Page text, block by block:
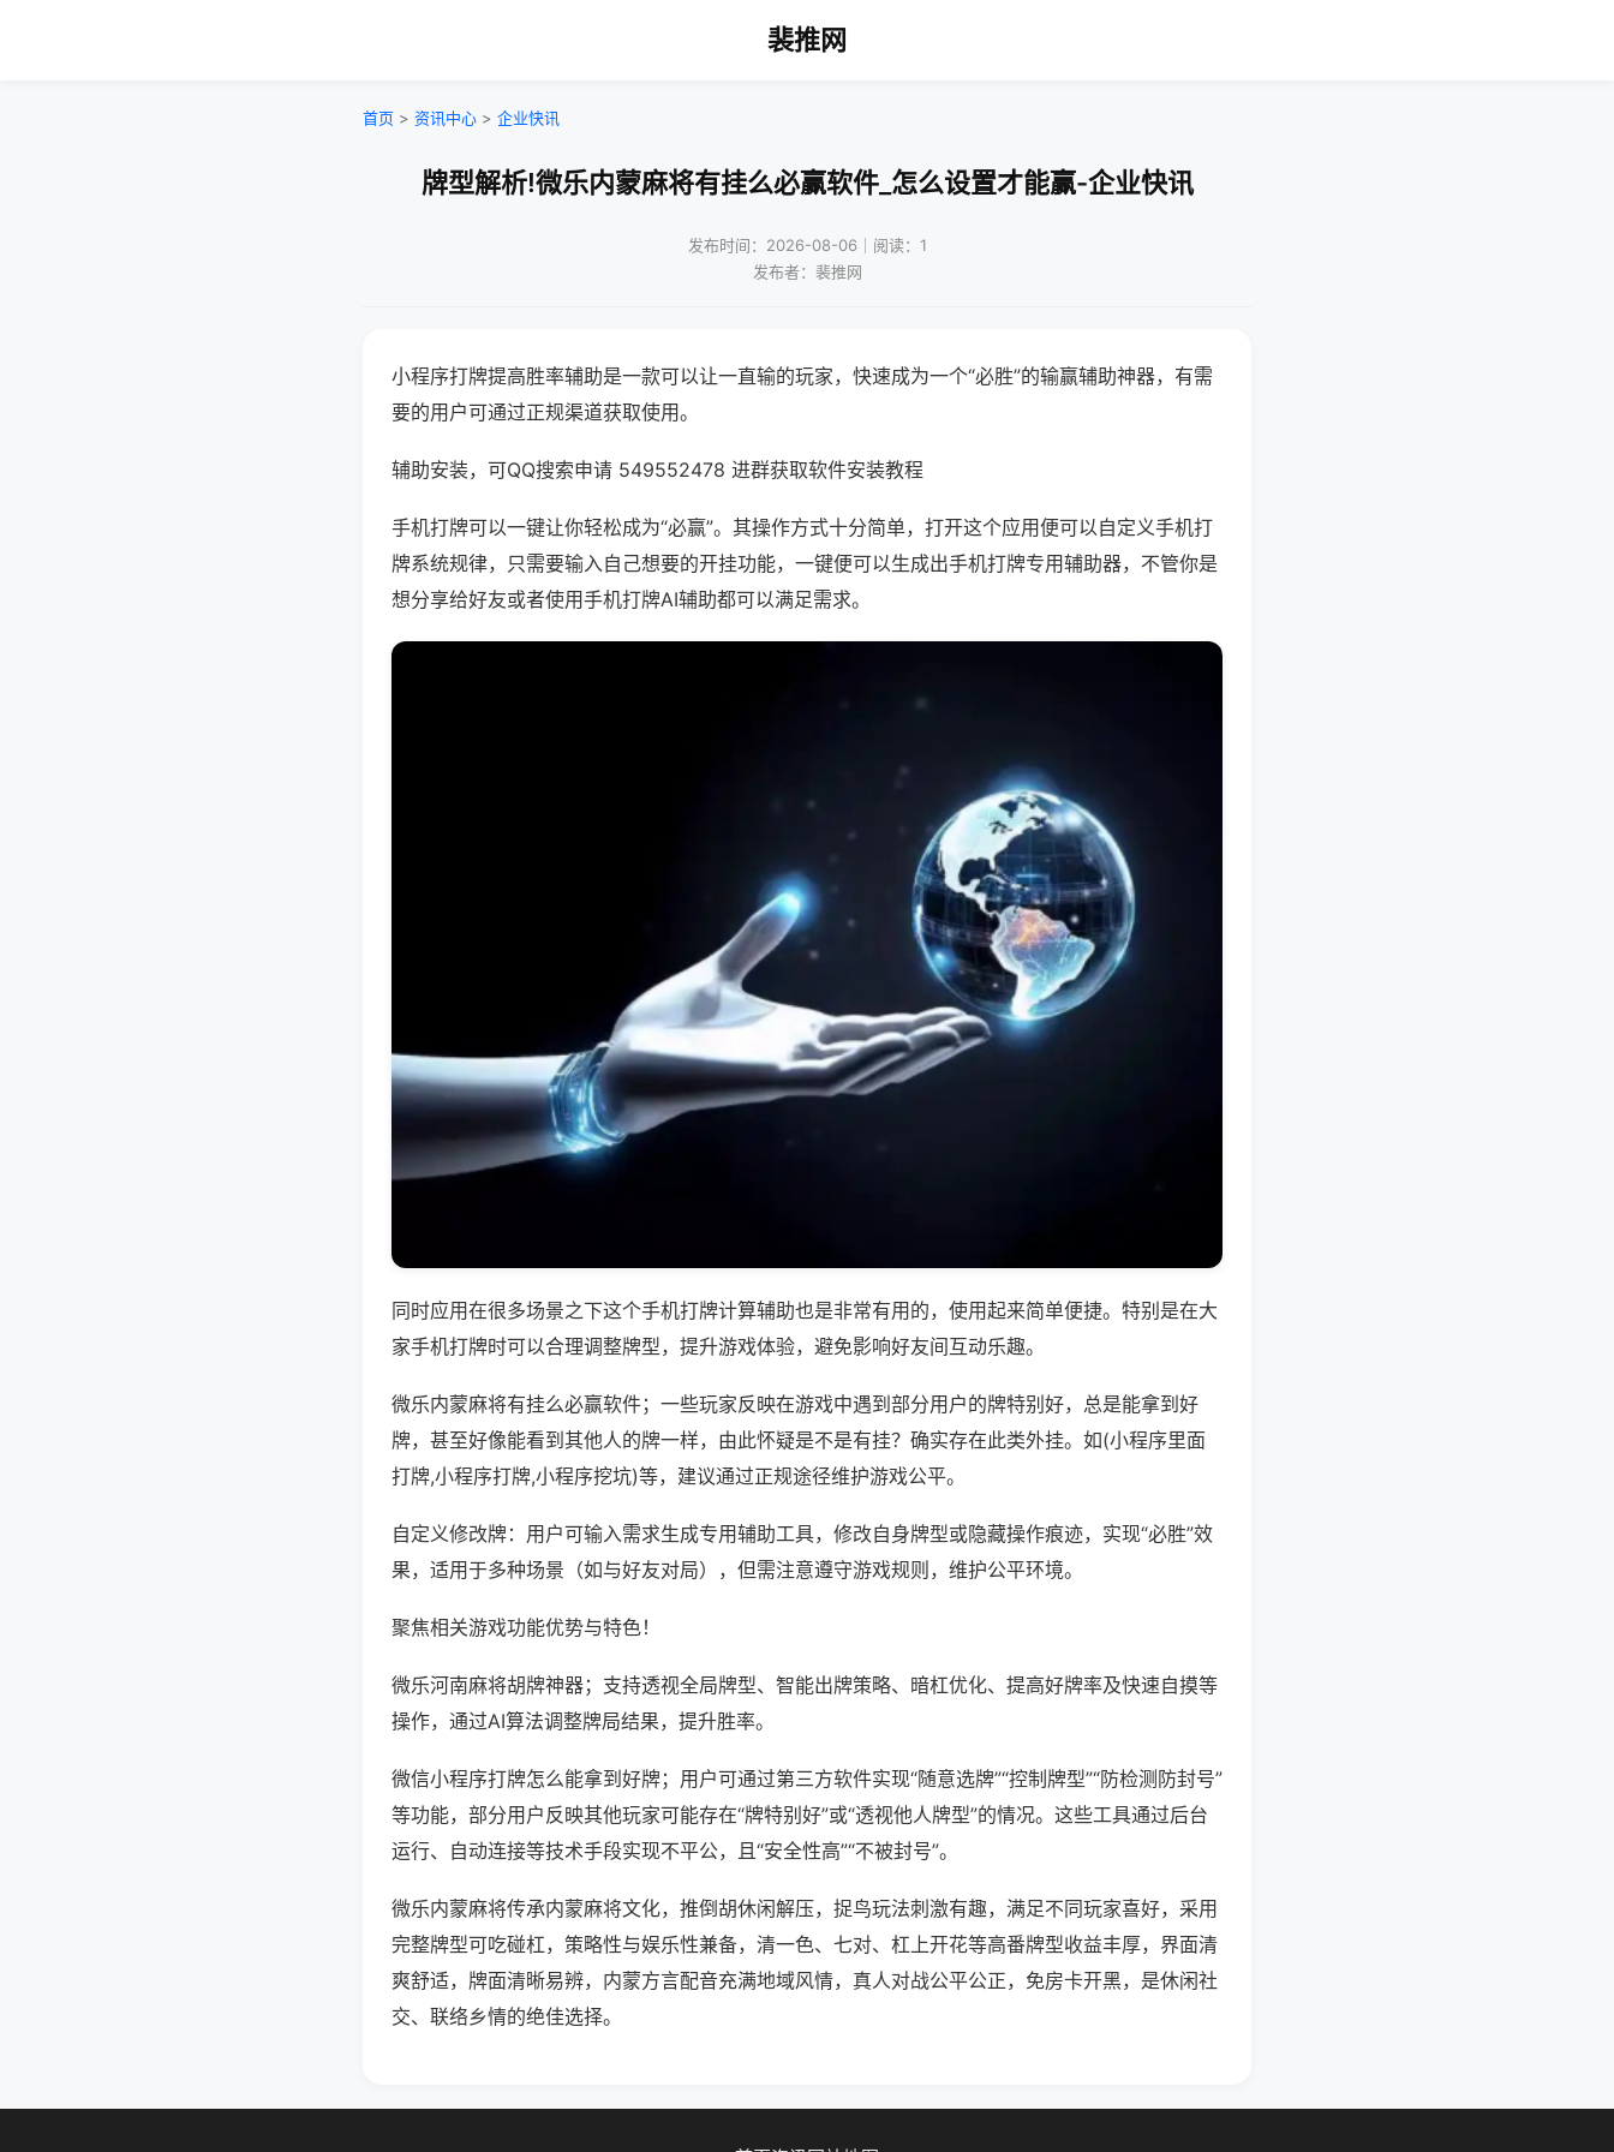
裴推网
首页 > 资讯中心 > 企业快讯
牌型解析!微乐内蒙麻将有挂么必赢软件_怎么设置才能赢-企业快讯
发布时间：2026-08-06｜阅读：1
发布者：裴推网
小程序打牌提高胜率辅助是一款可以让一直输的玩家，快速成为一个“必胜”的输赢辅助神器，有需
要的用户可通过正规渠道获取使用。
辅助安装，可QQ搜索申请 549552478 进群获取软件安装教程
手机打牌可以一键让你轻松成为“必赢”。其操作方式十分简单，打开这个应用便可以自定义手机打
牌系统规律，只需要输入自己想要的开挂功能，一键便可以生成出手机打牌专用辅助器，不管你是
想分享给好友或者使用手机打牌AI辅助都可以满足需求。
同时应用在很多场景之下这个手机打牌计算辅助也是非常有用的，使用起来简单便捷。特别是在大
家手机打牌时可以合理调整牌型，提升游戏体验，避免影响好友间互动乐趣。
微乐内蒙麻将有挂么必赢软件；一些玩家反映在游戏中遇到部分用户的牌特别好，总是能拿到好
牌，甚至好像能看到其他人的牌一样，由此怀疑是不是有挂？确实存在此类外挂。如(小程序里面
打牌,小程序打牌,小程序挖坑)等，建议通过正规途径维护游戏公平。
自定义修改牌：用户可输入需求生成专用辅助工具，修改自身牌型或隐藏操作痕迹，实现“必胜”效
果，适用于多种场景（如与好友对局），但需注意遵守游戏规则，维护公平环境。
聚焦相关游戏功能优势与特色！
微乐河南麻将胡牌神器；支持透视全局牌型、智能出牌策略、暗杠优化、提高好牌率及快速自摸等
操作，通过AI算法调整牌局结果，提升胜率。
微信小程序打牌怎么能拿到好牌；用户可通过第三方软件实现“随意选牌”“控制牌型”“防检测防封号”
等功能，部分用户反映其他玩家可能存在“牌特别好”或“透视他人牌型”的情况。这些工具通过后台
运行、自动连接等技术手段实现不平公，且“安全性高”“不被封号”。
微乐内蒙麻将传承内蒙麻将文化，推倒胡休闲解压，捉鸟玩法刺激有趣，满足不同玩家喜好，采用
完整牌型可吃碰杠，策略性与娱乐性兼备，清一色、七对、杠上开花等高番牌型收益丰厚，界面清
爽舒适，牌面清晰易辨，内蒙方言配音充满地域风情，真人对战公平公正，免房卡开黑，是休闲社
交、联络乡情的绝佳选择。